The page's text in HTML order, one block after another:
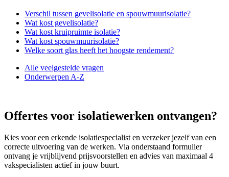
Verschil tussen gevelisolatie en spouwmuurisolatie?
Wat kost gevelisolatie?
Wat kost kruipruimte isolatie?
Wat kost spouwmuurisolatie?
Welke soort glas heeft het hoogste rendement?
Alle veelgestelde vragen
Onderwerpen A-Z
Offertes voor isolatiewerken ontvangen?
Kies voor een erkende isolatiespecialist en verzeker jezelf van een
correcte uitvoering van de werken. Via onderstaand formulier
ontvang je vrijblijvend prijsvoorstellen en advies van maximaal 4
vakspecialisten actief in jouw buurt.